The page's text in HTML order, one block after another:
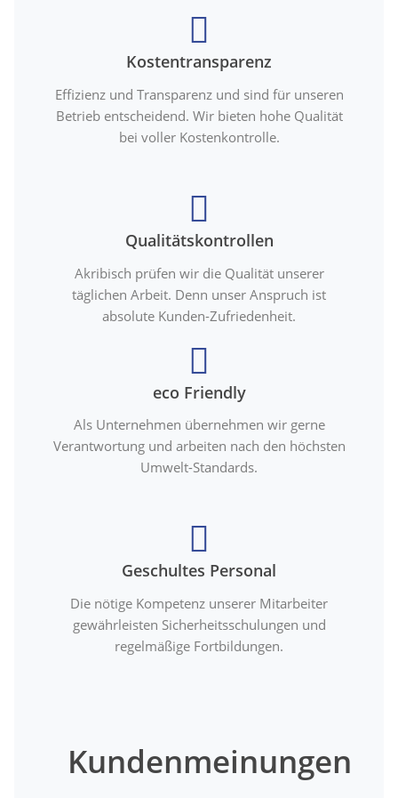
Kostentransparenz
Effizienz und Transparenz und sind für unseren
Betrieb entscheidend. Wir bieten hohe Qualität
bei voller Kostenkontrolle.
Qualitätskontrollen
Akribisch prüfen wir die Qualität unserer
täglichen Arbeit. Denn unser Anspruch ist
absolute Kunden-Zufriedenheit.
eco Friendly
Als Unternehmen übernehmen wir gerne
Verantwortung und arbeiten nach den höchsten
Umwelt-Standards.
Geschultes Personal
Die nötige Kompetenz unserer Mitarbeiter
gewährleisten Sicherheitsschulungen und
regelmäßige Fortbildungen.
Kundenmeinungen